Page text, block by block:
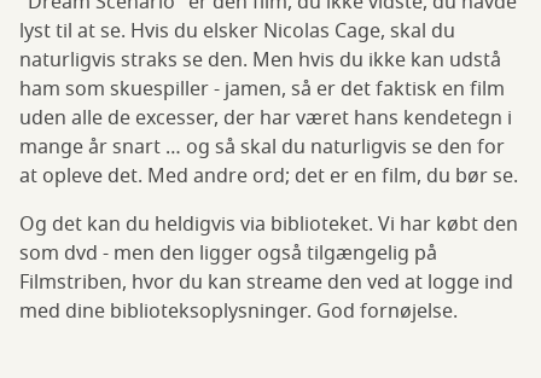
lyst til at se. Hvis du elsker Nicolas Cage, skal du
naturligvis straks se den. Men hvis du ikke kan udstå
ham som skuespiller - jamen, så er det faktisk en film
uden alle de excesser, der har været hans kendetegn i
mange år snart … og så skal du naturligvis se den for
at opleve det. Med andre ord; det er en film, du bør se.
Og det kan du heldigvis via biblioteket. Vi har købt den
som dvd - men den ligger også tilgængelig på
Filmstriben, hvor du kan streame den ved at logge ind
med dine biblioteksoplysninger. God fornøjelse.